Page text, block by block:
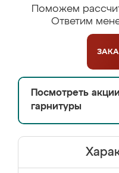
Поможем
Ответим
Посмотреть
гарнитуры